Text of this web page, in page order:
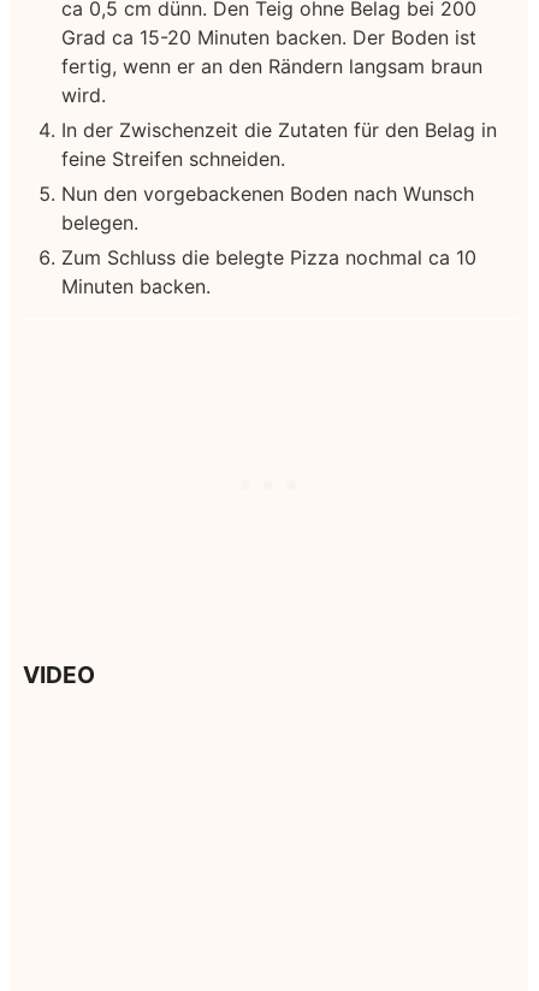
ca 0,5 cm dünn. Den Teig ohne Belag bei 200
Grad ca 15-20 Minuten backen. Der Boden ist
fertig, wenn er an den Rändern langsam braun
wird.
In der Zwischenzeit die Zutaten für den Belag in
feine Streifen schneiden.
Nun den vorgebackenen Boden nach Wunsch
belegen.
Zum Schluss die belegte Pizza nochmal ca 10
Minuten backen.
VIDEO